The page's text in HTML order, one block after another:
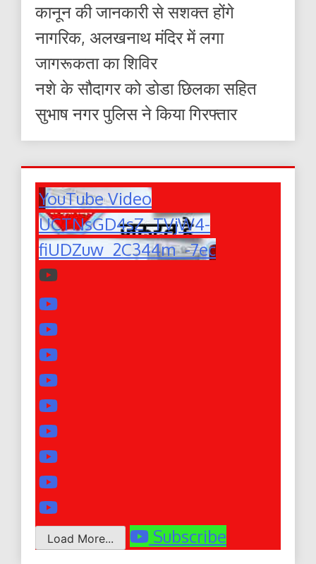
कानून की जानकारी से सशक्त होंगे
नागरिक, अलखनाथ मंदिर में लगा
जागरूकता का शिविर
नशे के सौदागर को डोडा छिलका सहित
सुभाष नगर पुलिस ने किया गिरफ्तार
YouTube Video
UCTNsGD4sZ_TVjW4-
fiUDZuw_2C344m_-7ec
Load More... Subscribe